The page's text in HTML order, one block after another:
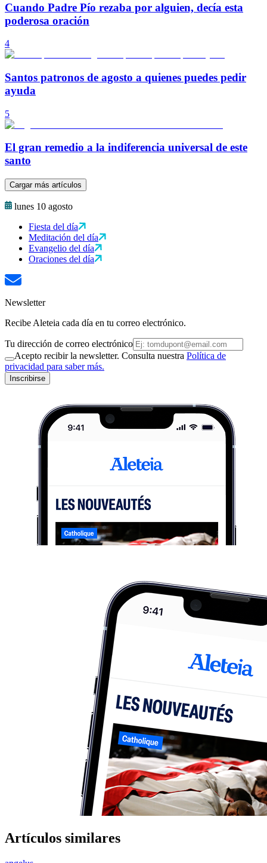
Cuando Padre Pío rezaba por alguien, decía esta
poderosa oración
4
Santos patronos de agosto a quienes puedes pedir
ayuda
5
El gran remedio a la indiferencia universal de este
santo
Cargar más artículos
lunes 10 agosto
Fiesta del día
Meditación del día
Evangelio del día
Oraciones del día
Newsletter
Recibe Aleteia cada día en tu correo electrónico.
Tu dirección de correo electrónico
Acepto recibir la newsletter. Consulta nuestra Política de
privacidad para saber más.
Inscribirse
Artículos similares